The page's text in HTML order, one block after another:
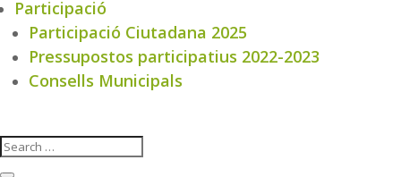
Participació
Participació Ciutadana 2025
Pressupostos participatius 2022-2023
Consells Municipals